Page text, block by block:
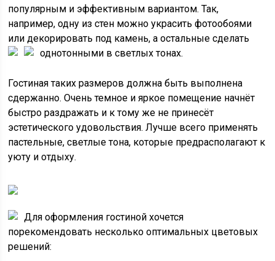
популярным и эффективным вариантом. Так,
например, одну из стен можно украсить фотообоями
или декорировать под камень, а остальные сделать
однотонными в светлых тонах.
Гостиная таких размеров должна быть выполнена
сдержанно. Очень темное и яркое помещение начнёт
быстро раздражать и к тому же не принесёт
эстетического удовольствия. Лучше всего применять
пастельные, светлые тона, которые предрасполагают к
уюту и отдыху.
Для оформления гостиной хочется
порекомендовать несколько оптимальных цветовых
решений: